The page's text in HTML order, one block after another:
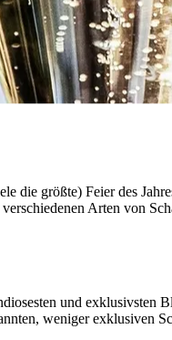
die größte) Feier des
Arten von
und exklusivsten
weniger exklusiven